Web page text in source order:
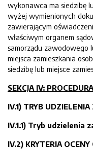
wykonawca ma siedzibę
wyżej wymienionych
zawierającym
właściwym organem
samorządu zawodowego
miejsca zamieszkania
siedzibę lub miejsce
SEKCJA IV: PROCEDURA
IV.1) TRYB
IV.1.1) Tryb udzielenia
IV.2) KRYTERIA OCENY